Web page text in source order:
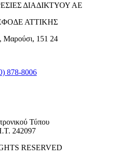
ΔΙΑΔΙΚΤΥΟΥ ΑΕ
ΑΤΤΙΚΗΣ
Μαρούσι, 151 24
878-8006
Τύπου
242097
RESERVED